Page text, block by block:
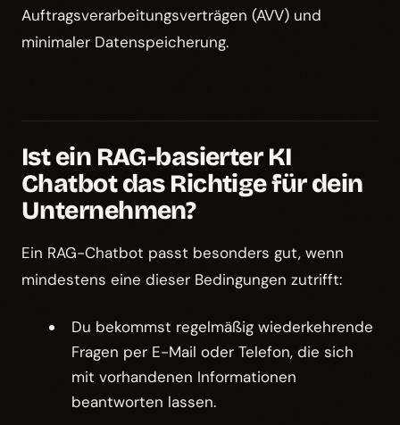
Auftragsverarbeitungsverträgen (AVV) und
minimaler Datenspeicherung.
Ist ein RAG-basierter KI
Chatbot das Richtige für dein
Unternehmen?
Ein RAG-Chatbot passt besonders gut, wenn
mindestens eine dieser Bedingungen zutrifft:
Du bekommst regelmäßig wiederkehrende
Fragen per E-Mail oder Telefon, die sich
mit vorhandenen Informationen
beantworten lassen.